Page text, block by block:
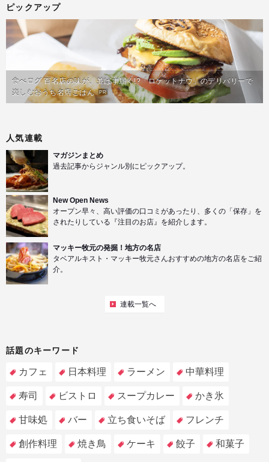
ピックアップ
食べログ 百名店の味が、並ばず届く!?「ロケットナウ」のデリバリーで
楽しむおうち名店ごはん PR
人気連載
マガジンまとめ
過去記事からジャンル別にピックアップ。
New Open News
オープン早々、高い評価の口コミがあったり、多くの「保存」を
されたりしている『注目のお店』を紹介します。
マッキー牧元の発掘！地方の名店
タベアルキスト・マッキー牧元さんおすすめの地方の名店をご紹
介。
連載一覧へ
話題のキーワード
カフェ 日本料理 ラーメン 中華料理
寿司 ビストロ スープカレー かき氷
甘味処 バー 立ち食いそば フレンチ
創作料理 焼き鳥 ケーキ 餃子 和菓子